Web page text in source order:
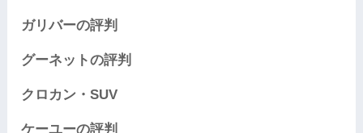
ガリバーの評判
グーネットの評判
クロカン・SUV
ケーユーの評判